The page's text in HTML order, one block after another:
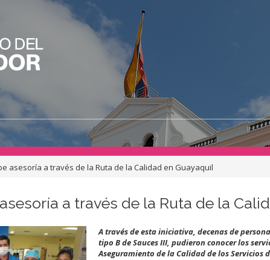
asesoría a través de la Ruta de la Calidad en Guayaquil
a través de la Ruta de la
A través de esta iniciativa, decenas de
tipo B de Sauces III, pudieron conocer los
Aseguramiento de la Calidad de los Servicios